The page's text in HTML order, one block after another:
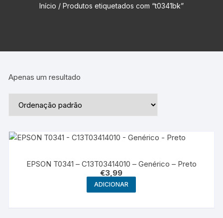
Início / Produtos etiquetados com “t0341bk”
Apenas um resultado
EPSON T0341 – C13T03414010 – Genérico – Preto
€3,99
ADICIONAR